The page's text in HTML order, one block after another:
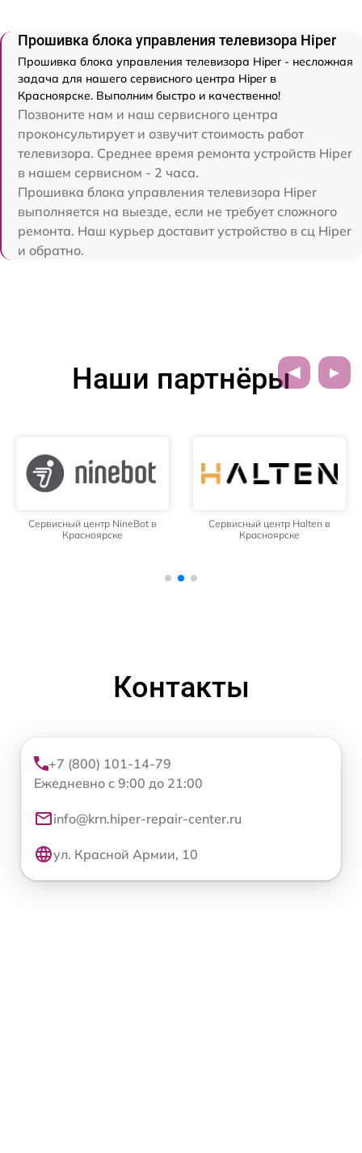
Прошивка блока управления телевизора Hiper
Прошивка блока управления телевизора Hiper - несложная
задача для нашего сервисного центра Hiper в
Красноярске. Выполним быстро и качественно!
Позвоните нам и наш сервисного центра
проконсультирует и озвучит стоимость работ
телевизора. Среднее время ремонта устройств Hiper
в нашем сервисном - 2 часа.
Прошивка блока управления телевизора Hiper
выполняется на выезде, если не требует сложного
ремонта. Наш курьер доставит устройство в сц Hiper
и обратно.
Наши партнёры
Сервисный центр NineBot в
Красноярске
Сервисный центр Halten в
Красноярске
Контакты
+7 (800) 101-14-79
Ежедневно с 9:00 до 21:00
info@krn.hiper-repair-center.ru
ул. Красной Армии, 10